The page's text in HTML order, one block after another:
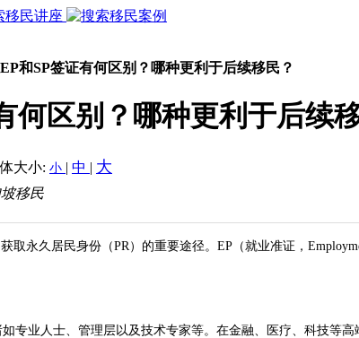
和SP签证有何区别？哪种更利于后续移民？​
何区别？哪种更利于后续
大小: 小 | 中 | 大
移民
取永久居民身份（PR）的重要途径。EP（就业准证，
业人士、管理层以及技术专家等。在金融、医疗、科技等